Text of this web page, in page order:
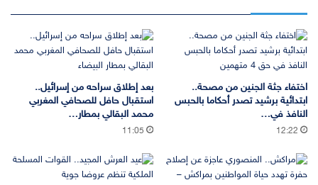
اختفاء جثة الجنين من مصحة..
ابتدائية برشيد تصدر أحكاما بالحبس
النافذ في…
12:22
بعد إطلاق سراحه من إسرائيل..
استقبال حافل للصحافي المغربي
محمد البقالي بمطار…
11:05